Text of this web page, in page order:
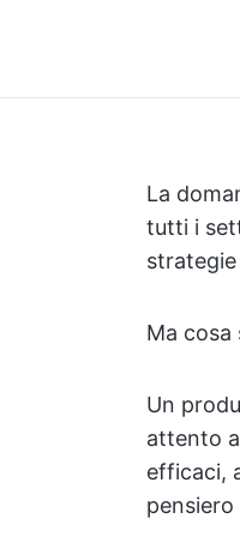
La
tutti i
Ma cosa
Un
attento
efficaci,